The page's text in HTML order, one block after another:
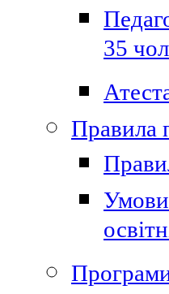
35
Правила
Умови